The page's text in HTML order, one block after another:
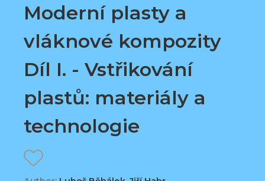
Moderní plasty a
vláknové kompozity
Díl I. - Vstřikování
plastů: materiály a
technologie